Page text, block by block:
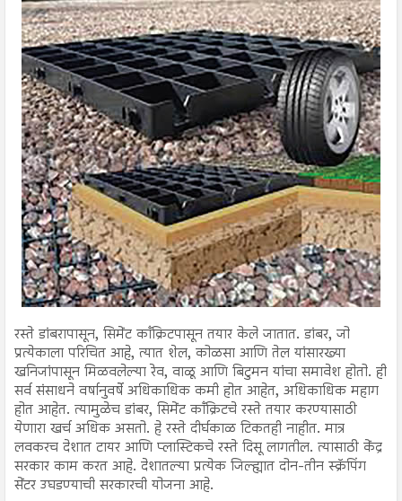
रस्ते डांबरापासून, सिमेंट काँक्रिटपासून तयार केले जातात. डांबर, जो
प्रत्येकाला परिचित आहे, त्यात शेल, कोळसा आणि तेल यांसारख्या
खनिजांपासून मिळवलेल्या रेव, वाळू आणि बिटुमन यांचा समावेश होतो. ही
सर्व संसाधने वर्षानुवर्षे अधिकाधिक कमी होत आहेत, अधिकाधिक महाग
होत आहेत. त्यामुळेच डांबर, सिमेंट काँक्रिटचे रस्ते तयार करण्यासाठी
येणारा खर्च अधिक असतो. हे रस्ते दीर्घकाळ टिकतही नाहीत. मात्र
लवकरच देशात टायर आणि प्लास्टिकचे रस्ते दिसू लागतील. त्यासाठी केंद्र
सरकार काम करत आहे. देशातल्या प्रत्येक जिल्ह्यात दोन-तीन स्क्रॅपिंग
सेंटर उघडण्याची सरकारची योजना आहे.